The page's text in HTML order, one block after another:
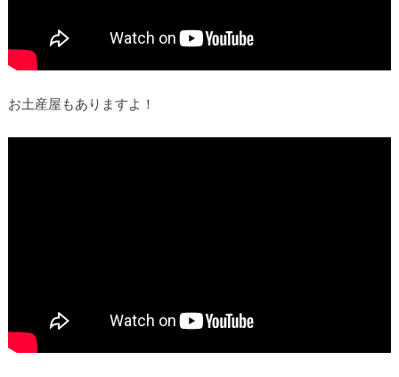
お土産屋もありますよ！